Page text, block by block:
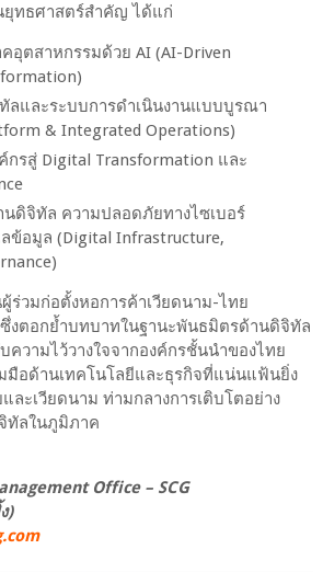
ยุทธศาสตร์สำคัญ ได้แก่
อุตสาหกรรมด้วย AI (AI-Driven
และระบบการดำเนินงานแบบบูรณา
& Integrated Operations)
กรสู่ Digital Transformation และ
นดิจิทัล ความปลอดภัยทางไซเบอร์
ข้อมูล (Digital Infrastructure,
ร่วมก่อตั้งหอการค้าเวียดนาม-ไทย
ซึ่งตอกย้ำบทบาทในฐานะพันธมิตรด้านดิจิทัล
วามไว้วางใจจากองค์กรชั้นนำของไทย
มือด้านเทคโนโลยีและธุรกิจที่แน่นแฟ้นยิ่ง
ละเวียดนาม ท่ามกลางการเติบโตอย่าง
ทัลในภูมิภาค
Office – SCG
)